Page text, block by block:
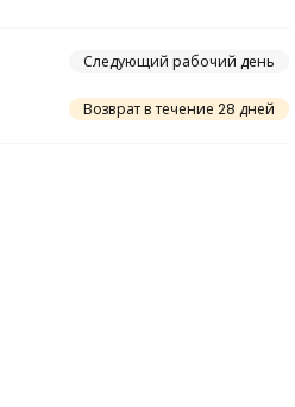
Следующий рабочий день
Возврат в течение 28 дней